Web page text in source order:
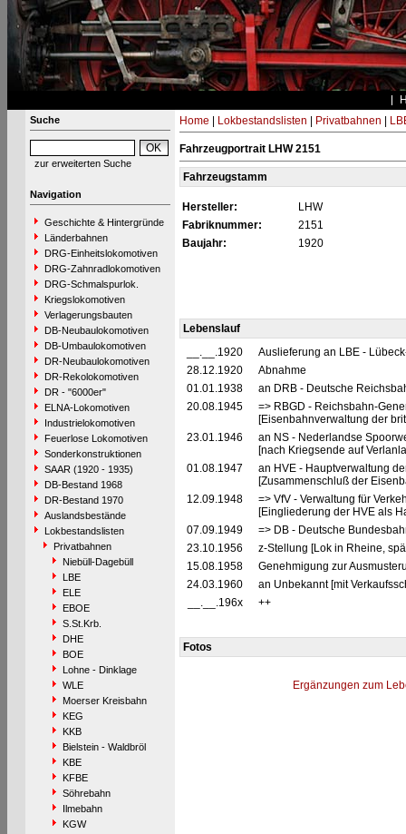
Suche
zur erweiterten Suche
Navigation
Geschichte & Hintergründe
Länderbahnen
DRG-Einheitslokomotiven
DRG-Zahnradlokomotiven
DRG-Schmalspurlok.
Kriegslokomotiven
Verlagerungsbauten
DB-Neubaulokomotiven
DB-Umbaulokomotiven
DR-Neubaulokomotiven
DR-Rekolokomotiven
DR - "6000er"
ELNA-Lokomotiven
Industrielokomotiven
Feuerlose Lokomotiven
Sonderkonstruktionen
SAAR (1920 - 1935)
DB-Bestand 1968
DR-Bestand 1970
Auslandsbestände
Lokbestandslisten
Privatbahnen
Niebüll-Dagebüll
LBE
ELE
EBOE
S.St.Krb.
DHE
BOE
Lohne - Dinklage
WLE
Moerser Kreisbahn
KEG
KKB
Bielstein - Waldbröl
KBE
KFBE
Söhrebahn
Ilmebahn
KGW
Home Lokbestandslisten Privatbahnen
Fahrzeugportrait LHW 2151
Fahrzeugstamm
Hersteller:
LHW
Fabriknummer:
2151
Baujahr:
1920
Lebenslauf
__.__.1920
Auslieferung an LBE -
28.12.1920
Abnahme
01.01.1938
an DRB - Deutsche
20.08.1945
=> RBGD - Reichsbahn-
[Eisenbahnverwaltung der
23.01.1946
an NS - Nederlandse
[nach Kriegsende auf
01.08.1947
an HVE - Hauptverwaltung
[Zusammenschluß der
12.09.1948
=> VfV - Verwaltung für
[Eingliederung der HVE als
07.09.1949
=> DB - Deutsche
23.10.1956
z-Stellung [Lok in Rheine,
15.08.1958
Genehmigung zur
24.03.1960
an Unbekannt [mit
__.__.196x
++
Fotos
Ergänzungen zum